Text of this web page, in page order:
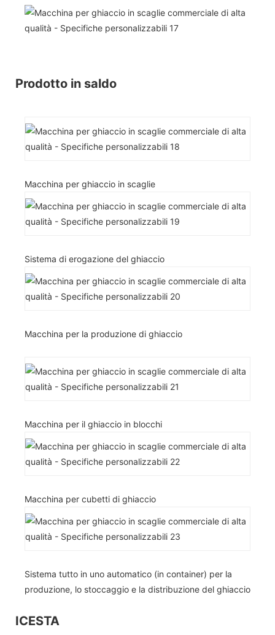
Prodotto in saldo
Macchina per ghiaccio in scaglie
Sistema di erogazione del ghiaccio
Macchina per la produzione di ghiaccio
Macchina per il ghiaccio in blocchi
Macchina per cubetti di ghiaccio
Sistema tutto in uno automatico (in container) per la
produzione, lo stoccaggio e la distribuzione del ghiaccio
ICESTA